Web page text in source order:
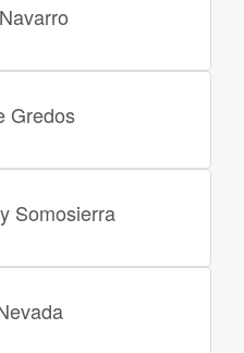
Gredos
Somosierra